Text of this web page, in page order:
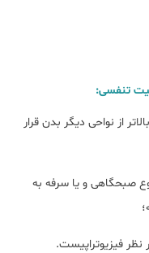
تنفسی:
از نواحی دیگر بدن قرار
صبحگاهی و یا سرفه به
فیزیوتراپیست.